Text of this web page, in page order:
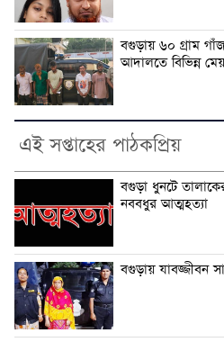
বগুড়ায় ৬০ গ্রাম
আদালতে বিভিন্ন
এই সপ্তাহের পাঠকপ্রিয়
বগুড়া ধুনটে
নববধুর আত্মহত্যা
বগুড়ায় যাবজ্জীবন